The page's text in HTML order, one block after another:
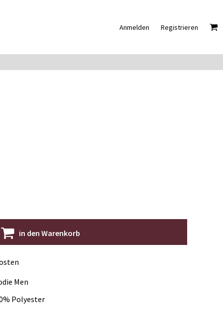
Anmelden Registrieren
in den Warenkorb
Men
Polyester